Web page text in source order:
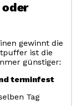
gewinnt die
ist die
günstiger:
terminfest
Tag